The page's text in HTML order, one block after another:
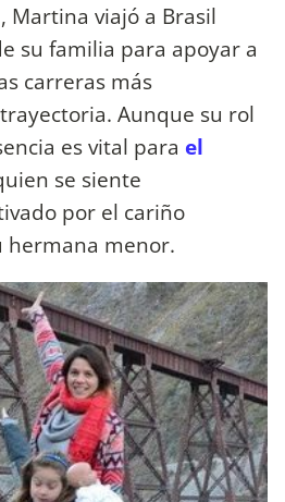
Martina viajó a Brasil
su familia para apoyar a
carreras más
Aunque su rol
es vital para el
se siente
por el cariño
hermana menor.